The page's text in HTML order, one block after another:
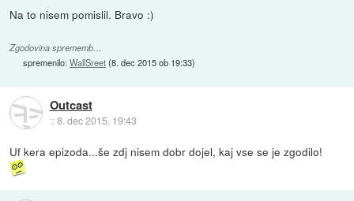
Na to nisem pomislil. Bravo :)
Zgodovina sprememb…
spremenilo:WallSreet(8. dec 2015 ob 19:33)
Outcast
::8. dec 2015, 19:43
Uf kera epizoda...še zdj nisem dobr dojel, kaj vse se je zgodilo!